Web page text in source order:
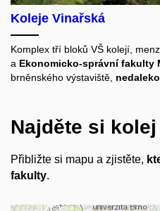
Koleje Vinařská
Komplex tří bloků VŠ kolejí,
a Ekonomicko-správní fakulty
brněnského výstaviště,
Najděte si
Přibližte si mapu a zjistěte,
fakulty.